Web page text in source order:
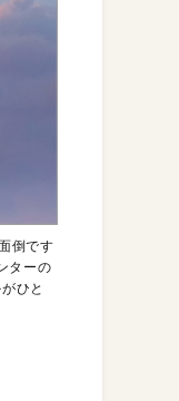
倒です
ターの
ひと